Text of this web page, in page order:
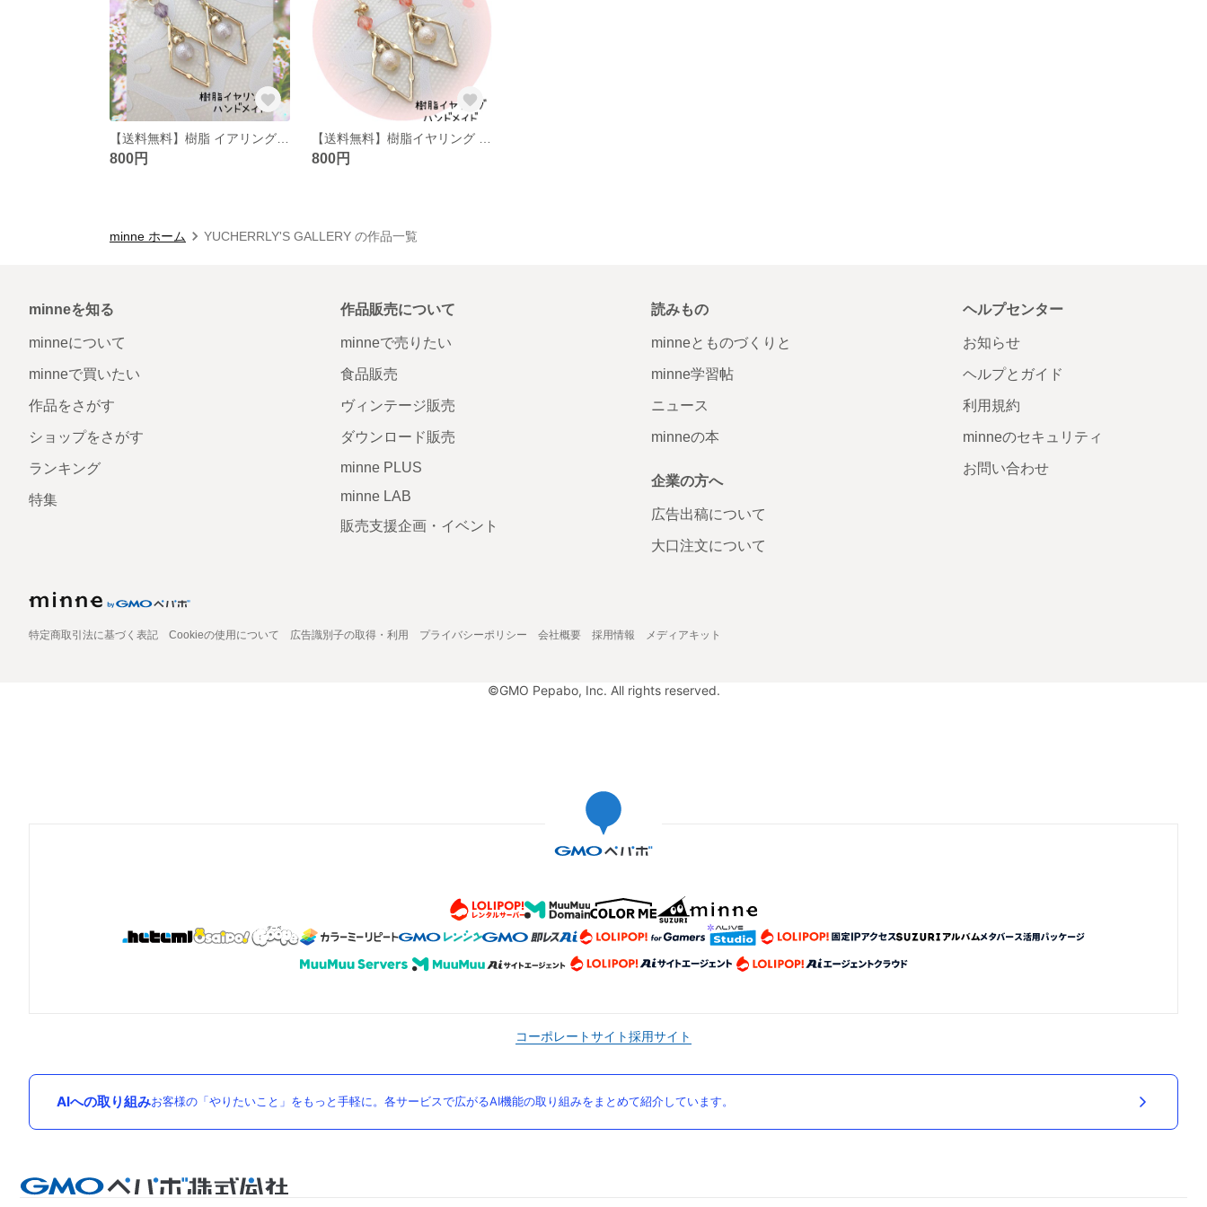
800円 800円
minne ホーム YUCHERRLY'S GALLERY の作品一覧
minneを知る
minneについて
minneで買いたい
作品をさがす
ショップをさがす
ランキング
特集
作品販売について
minneで売りたい
食品販売
ヴィンテージ販売
ダウンロード販売
minne PLUS
minne LAB
販売支援企画・イベント
読みもの
minneとものづくりと
minne学習帖
ニュース
minneの本
企業の方へ
広告出稿について
大口注文について
ヘルプセンター
お知らせ
ヘルプとガイド
利用規約
minneのセキュリティ
お問い合わせ
特定商取引法に基づく表記 Cookieの使用について 広告識別子の取得・利用 プライバシーポリシー 会社概要 採用情報 メディアキット
©GMO Pepabo, Inc. All rights reserved.
コーポレートサイト採用サイト
AIへの取り組みお客様の「やりたいこと」をもっと手軽に。各サービスで広がるAI機能の取り組みをまとめて紹介しています。